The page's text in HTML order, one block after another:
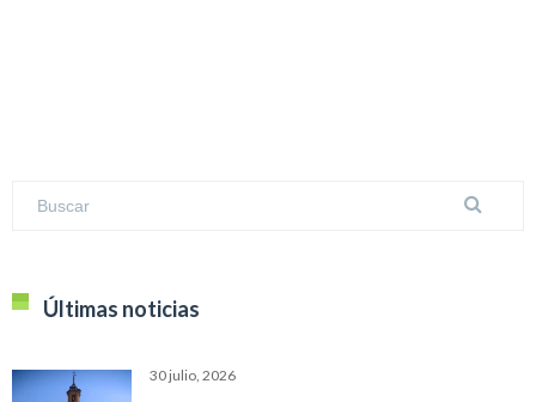
Últimas noticias
30 julio, 2026